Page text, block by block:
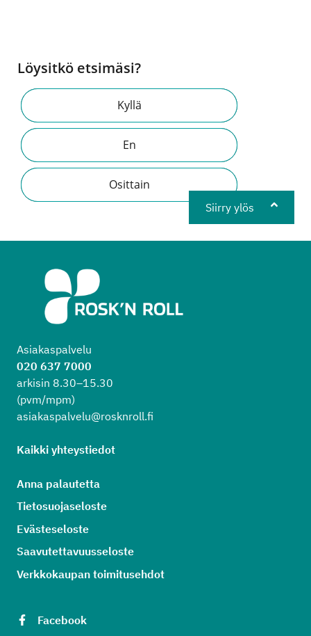
Löysitkö etsimäsi?
Kyllä
En
Osittain
Siirry ylös
Asiakaspalvelu
020 637 7000
arkisin 8.30–15.30
(pvm/mpm)
asiakaspalvelu@rosknroll.fi
Kaikki yhteystiedot
Anna palautetta
Tietosuojaseloste
Evästeseloste
Saavutettavuusseloste
Verkkokaupan toimitusehdot
Facebook